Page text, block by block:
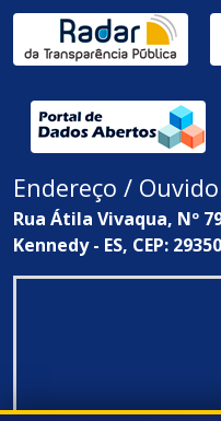
Endereço /
Rua Átila Vivaqua, Nº
Kennedy - ES, CEP: